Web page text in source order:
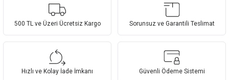
yetersiz gördüğünüz noktaları öneri formunu kullanarak tarafımıza
Görüş ve önerileriniz için teşekkür ederiz.
Ürün resmi kalitesiz, bozuk veya görüntülenemiyor.
Ürün açıklamasında eksik bilgiler bulunuyor.
500 TL ve Üzeri Ücretsiz Kargo Sorunsuz ve Garantili Teslimat
Hızlı ve Kolay İade İmkanı Güvenli Ödeme Sistemi